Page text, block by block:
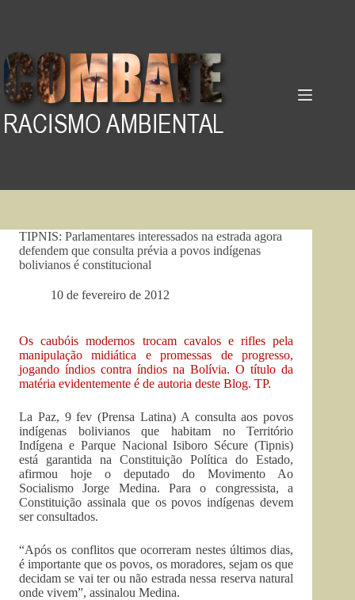
TIPNIS: Parlamentares interessados na estrada agora
defendem que consulta prévia a povos indígenas
bolivianos é constitucional
10 de fevereiro de 2012
Os caubóis modernos trocam cavalos e rifles pela
manipulação midiática e promessas de progresso,
jogando índios contra índios na Bolívia. O título da
matéria evidentemente é de autoria deste Blog. TP.
La Paz, 9 fev (Prensa Latina) A consulta aos povos
indígenas bolivianos que habitam no Território
Indígena e Parque Nacional Isiboro Sécure (Tipnis)
está garantida na Constituição Política do Estado,
afirmou hoje o deputado do Movimento Ao
Socialismo Jorge Medina. Para o congressista, a
Constituição assinala que os povos indígenas devem
ser consultados.
“Após os conflitos que ocorreram nestes últimos dias,
é importante que os povos, os moradores, sejam os que
decidam se vai ter ou não estrada nessa reserva natural
onde vivem”, assinalou Medina.